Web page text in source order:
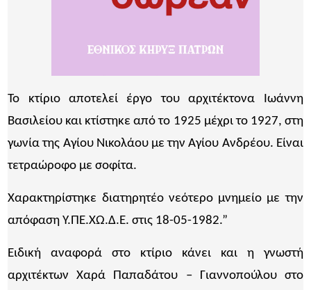
Το κτίριο αποτελεί έργο του αρχιτέκτονα Ιωάννη
Βασιλείου και κτίστηκε από το 1925 μέχρι το 1927, στη
γωνία της Αγίου Νικολάου με την Αγίου Ανδρέου. Είναι
τετραώροφο με σοφίτα.
Χαρακτηρίστηκε διατηρητέο νεότερο μνημείο με την
απόφαση Υ.ΠΕ.ΧΩ.Δ.Ε. στις 18-05-1982.”
Ειδική αναφορά στο κτίριο κάνει και η γνωστή
αρχιτέκτων Χαρά Παπαδάτου – Γιαννοπούλου στο